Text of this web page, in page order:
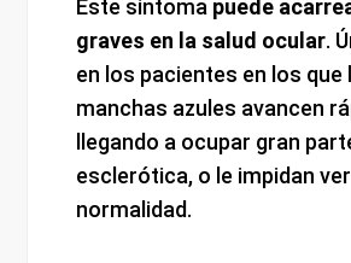
Este síntoma puede
graves en la salud ocular.
en los pacientes en los que
manchas azules avancen
llegando a ocupar gran
esclerótica, o le impidan
normalidad.